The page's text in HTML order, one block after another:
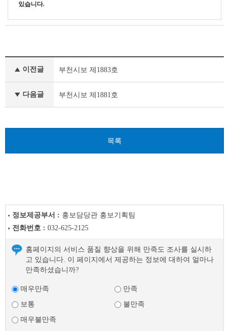
있습니다.
시
글
이전글 부천시보 제1883호
다음글 부천시보 제1881호
목록
정보제공부서 : 홍보담당관 홍보기획팀
전화번호 : 032-625-2125
홈페이지의 서비스 품질 향상을 위해 만족도 조사를 실시하
고 있습니다. 이 페이지에서 제공하는 정보에 대하여 얼마나
만족하셨습니까?
매우만족
만족
보통
불만족
매우불만족